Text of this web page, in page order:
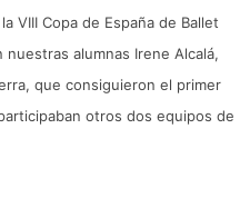
VIII Copa de España de Ballet
alumnas Irene Alcalá,
que consiguieron el primer
otros dos equipos de